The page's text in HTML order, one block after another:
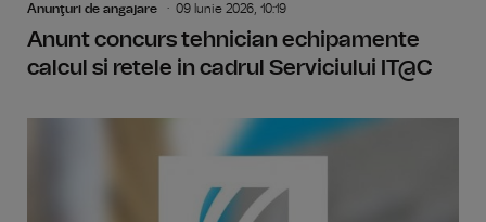
Anunţuri de angajare 09 Iunie 2026, 10:19
Anunt concurs tehnician echipamente
calcul si retele in cadrul Serviciului IT@C